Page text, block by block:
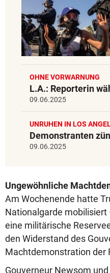
OHNE VORWARNUNG
L.A.: Reporterin
09.06.2025
UNRUHEN IN LOS
Demonstranten
09.06.2025
Ungewöhnliche
Am Wochenende hatte
Nationalgarde
eine militärische
den Widerstand des
Machtdemonstration der
Gouverneur Newsom